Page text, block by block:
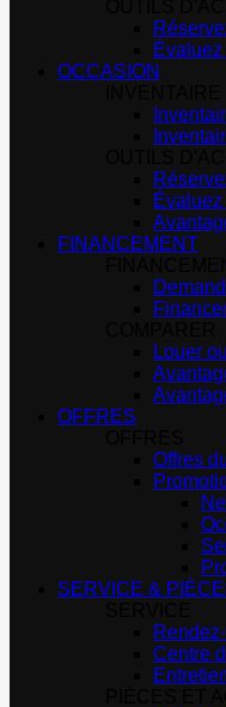
OCCASION
FINANCEMENT
Louer
OFFRES
Offres
SERVICE &
Centre